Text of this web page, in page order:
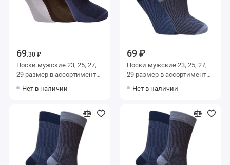
69.30 ₽
Носки мужские 23, 25, 27,
29 размер в ассортименте
Нет в наличии
69 ₽
Носки мужские 23, 25, 27,
29 размер в ассортименте
Нет в наличии